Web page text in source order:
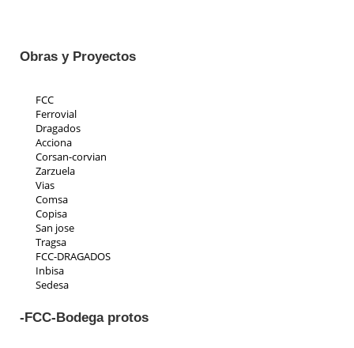
Obras y Proyectos
FCC
Ferrovial
Dragados
Acciona
Corsan-corvian
Zarzuela
Vias
Comsa
Copisa
San jose
Tragsa
FCC-DRAGADOS
Inbisa
Sedesa
Collosa
-FCC-Bodega protos